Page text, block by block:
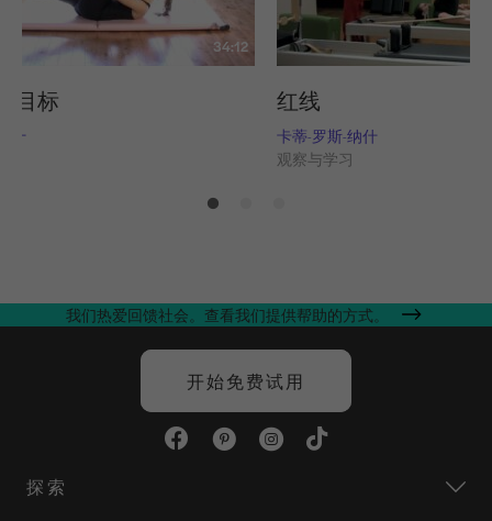
34:12
目标
什
红线
卡蒂-罗斯-纳什
观察与学习
我们热爱回馈社会。查看我们提供帮助的方式。
开始免费试用
探索